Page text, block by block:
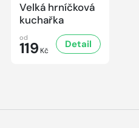
Velká hrníčková
kuchařka
od
119 Kč
Detail